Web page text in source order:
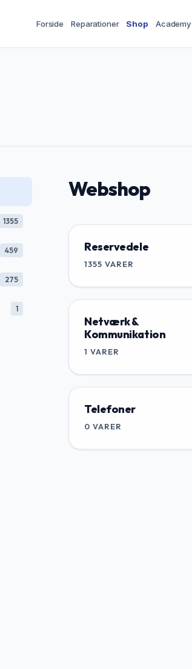
Forside Reparationer Shop Academy
1355
459
275
1
Webshop
Reservedele
1355 VARER
Netværk &
Kommunikation
1 VARER
Telefoner
0 VARER